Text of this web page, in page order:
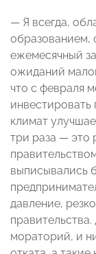
— Я всегда,
образованием,
ежемесячный
ожиданий
что с февраля
климат
три раза — это
выписывались
давление,
мораторий, и